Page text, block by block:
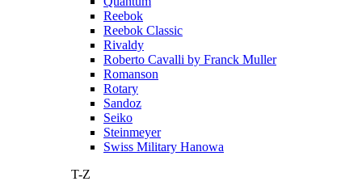
Reebok
Reebok Classic
Rivaldy
Roberto Cavalli by Franck Muller
Romanson
Rotary
Sandoz
Seiko
Steinmeyer
Swiss Military Hanowa
T-Z